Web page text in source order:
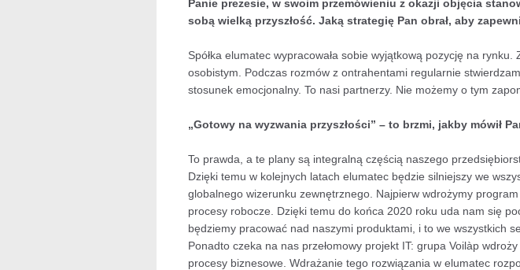
Panie prezesie, w swoim przemówieniu z okazji objęcia
sobą wielką przyszłość. Jaką strategię Pan obrał, aby
Spółka elumatec wypracowała sobie wyjątkową pozycję na
osobistym. Podczas rozmów z ontrahentami regularnie
stosunek emocjonalny. To nasi partnerzy. Nie możemy o tym
„Gotowy na wyzwania przyszłości” – to brzmi, jakby mówił
To prawda, a te plany są integralną częścią naszego
Dzięki temu w kolejnych latach elumatec będzie silniejszy we
globalnego wizerunku zewnętrznego. Najpierw wdrożymy
procesy robocze. Dzięki temu do końca 2020 roku uda nam się
będziemy pracować nad naszymi produktami, i to we wszystkich
Ponadto czeka na nas przełomowy projekt IT: grupa Voilàp
procesy biznesowe. Wdrażanie tego rozwiązania w elumatec